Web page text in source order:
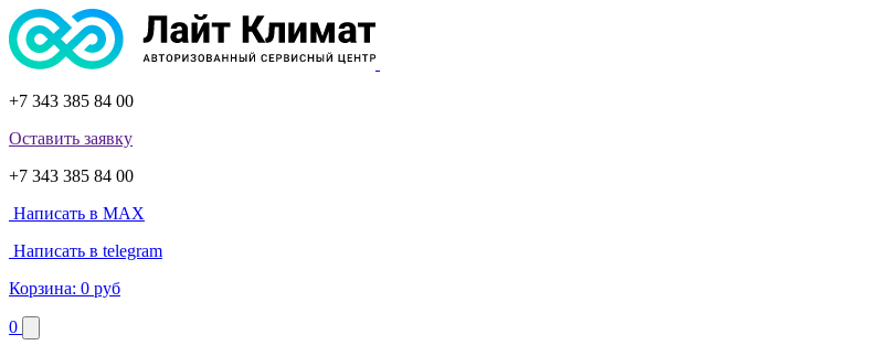
+7 343 385 84 00
Оставить заявку
+7 343 385 84 00
Написать в MAX
Написать в telegram
Корзина: 0 руб
0